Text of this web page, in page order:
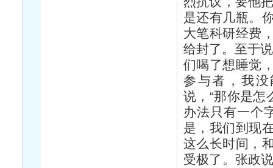
是还有几瓶。
大笔科研经费
给封了。至于
们喝了想睡觉
参与者，我
说，“那你是怎
办法只有一个
是，我们到现
这么长时间，
受极了。张政